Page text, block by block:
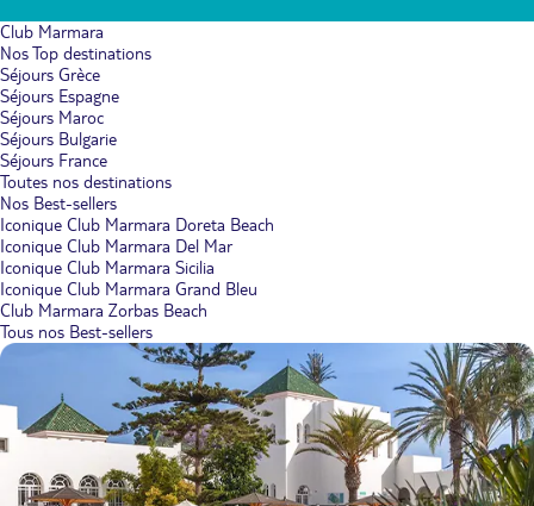
Club Marmara
Nos Top destinations
Séjours Grèce
Séjours Espagne
Séjours Maroc
Séjours Bulgarie
Séjours France
Toutes nos destinations
Nos Best-sellers
Iconique Club Marmara Doreta Beach
Iconique Club Marmara Del Mar
Iconique Club Marmara Sicilia
Iconique Club Marmara Grand Bleu
Club Marmara Zorbas Beach
Tous nos Best-sellers